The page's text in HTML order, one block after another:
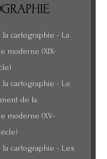
cartographie - La
moderne (XIX-
cartographie - Le
de la
moderne (XV-
cartographie - Les